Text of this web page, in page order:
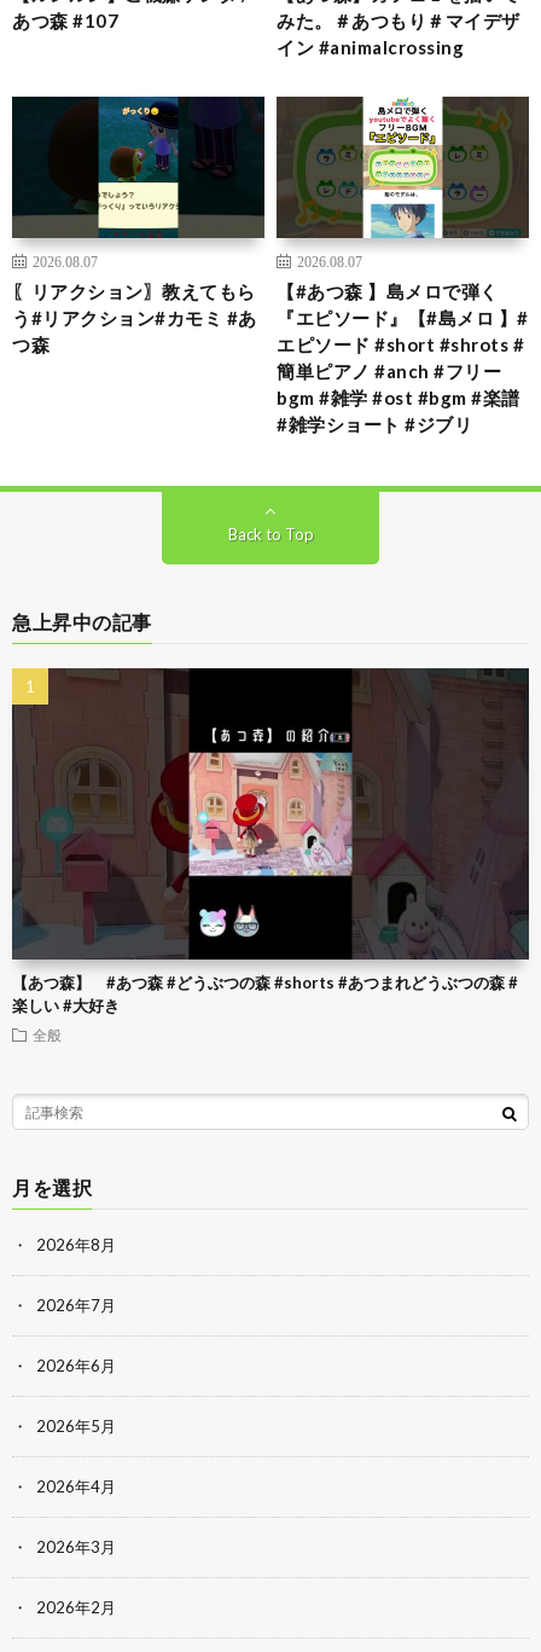
あつ森 #107
みた。＃あつもり＃マイデザ
イン #animalcrossing
2026.08.07
〖リアクション〗教えてもら
う#リアクション#カモミ #あ
つ森
2026.08.07
【#あつ森 】島メロで弾く
『エピソード』【#島メロ 】#
エピソード #short #shrots #
簡単ピアノ #anch #フリー
bgm #雑学 #ost #bgm #楽譜
#雑学ショート #ジブリ
Back to Top
急上昇中の記事
【あつ森】 #あつ森 #どうぶつの森 #shorts #あつまれどうぶつの森 #
楽しい #大好き
全般
月を選択
2026年8月
2026年7月
2026年6月
2026年5月
2026年4月
2026年3月
2026年2月